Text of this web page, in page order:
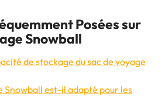
Posées sur
Snowball
de stockage du sac de voyage
Snowball est-il adapté pour les